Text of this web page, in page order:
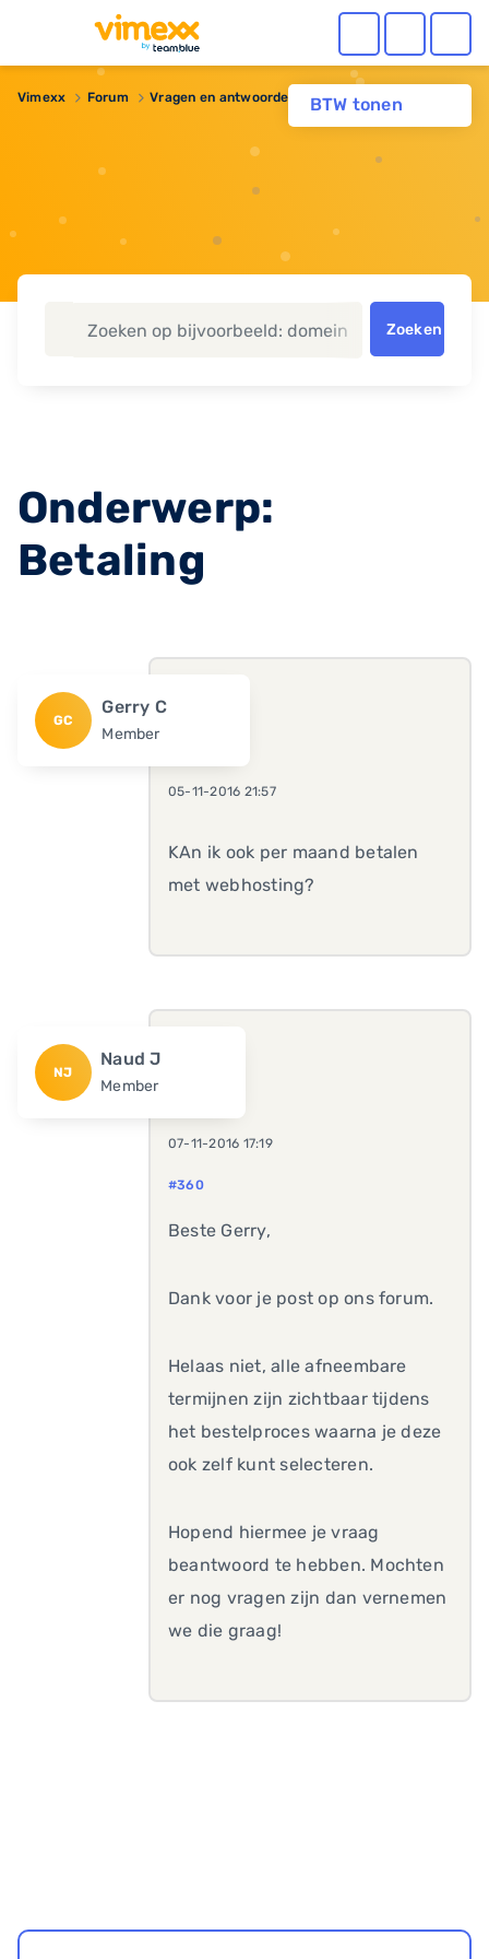
BTW tonen
Vimexx Forum Vragen en antwoorden Webhosting
Zoeken
Onderwerp:
Betaling
GC
Gerry C
Member
05-11-2016 21:57
KAn ik ook per maand betalen
met webhosting?
NJ
Naud J
Member
07-11-2016 17:19
#360
Beste Gerry,
Dank voor je post op ons forum.
Helaas niet, alle afneembare
termijnen zijn zichtbaar tijdens
het bestelproces waarna je deze
ook zelf kunt selecteren.
Hopend hiermee je vraag
beantwoord te hebben. Mochten
er nog vragen zijn dan vernemen
we die graag!